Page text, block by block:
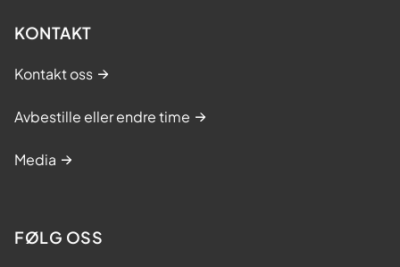
KONTAKT
Kontakt oss
Avbestille eller endre time
Media
FØLG OSS